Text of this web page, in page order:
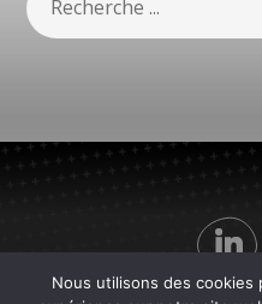
Nous utilisons des cookies